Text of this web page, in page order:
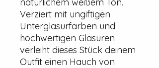
Verziert mit ungiftigen
Unterglasurfarben und
hochwertigen Glasuren
verleiht dieses Stück deinem
Outfit einen Hauch von